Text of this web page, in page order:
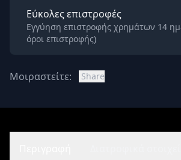
Εύκολες επιστροφές
Εγγύηση επιστροφής χρημάτων 14
όροι επιστροφής)
Μοιραστείτε: Share